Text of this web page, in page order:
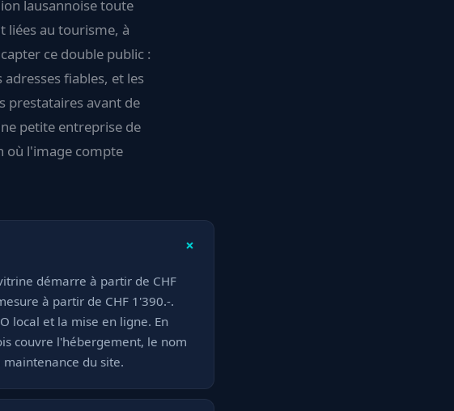
lausannoise toute
liées au tourisme, à
ce double public :
fiables, et les
prestataires avant de
petite entreprise de
où l'image compte
+
démarre à partir de CHF
à partir de CHF 1'390.-.
local et la mise en ligne. En
couvre l'hébergement, le nom
du site.